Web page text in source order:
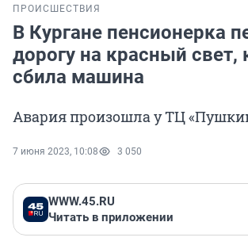
ПРОИСШЕСТВИЯ
В Кургане пенсионерка
дорогу на красный свет,
сбила машина
Авария произошла у ТЦ
7 июня 2023, 10:08 3 050
WWW.45.RU
Читать в приложении